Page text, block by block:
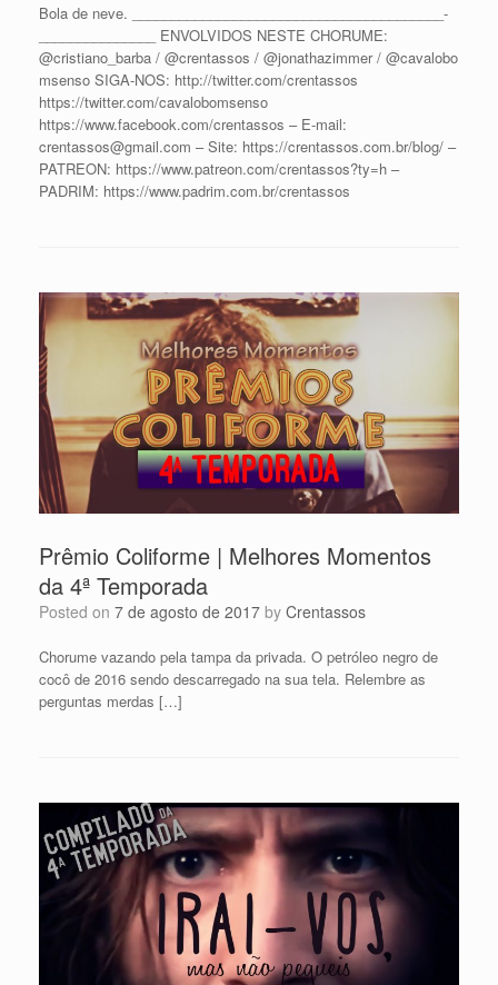
Bola de neve. ________________________________________­­­­­­­­­­
_______________ ENVOLVIDOS NESTE CHORUME:
@cristiano_barba / @crentassos / @jonathazimmer / @cavalobo
msenso SIGA-NOS: http://twitter.com/crentassos
https://twitter.com/cavalobomsenso
https://www.facebook.com/crentassos – E-mail:
crentassos@gmail.com – Site: https://crentassos.com.br/blog/ –
PATREON: https://www.patreon.com/crentassos?ty=h –
PADRIM: https://www.padrim.com.br/crentassos
Prêmio Coliforme | Melhores Momentos
da 4ª Temporada
Posted on 7 de agosto de 2017 by Crentassos
Chorume vazando pela tampa da privada. O petróleo negro de
cocô de 2016 sendo descarregado na sua tela. Relembre as
perguntas merdas […]